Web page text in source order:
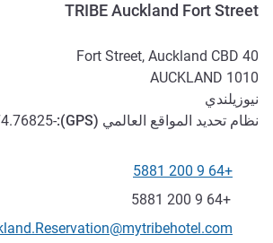
TRIBE Auckland Fort Street
40 Fort Street, Auckland CBD
1010
AUCKLAND
نيوزيلندي
نظام تحديد المواقع العالمي (GPS
):
-36.845814, 174.76825
الهاتف
+64 9 200 5881
فاكس
+64 9 200 5881
تواصل معنا عبر البريد الإلكتروني